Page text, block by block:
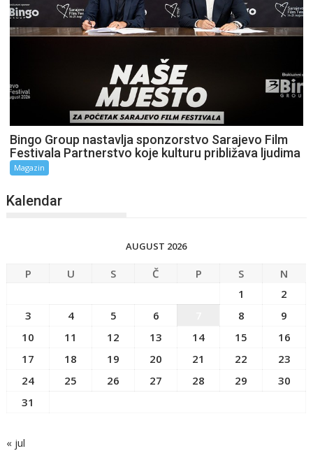
Bingo Group nastavlja sponzorstvo Sarajevo Film
Festivala Partnerstvo koje kulturu približava ljudima
Magazin
Kalendar
AUGUST 2026
P U S Č P S
N
1
2
3
4 5 6 8
9
10
11 12 13 14 15
16
17
18 19 20 21 22
23
24
25 26 27 28 29
30
31
« jul